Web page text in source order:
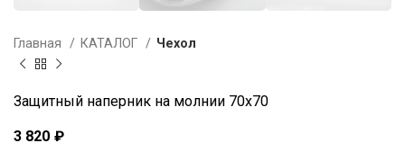
Главная КАТАЛОГ Чехол
Защитный наперник на молнии 70х70
3 820 ₽